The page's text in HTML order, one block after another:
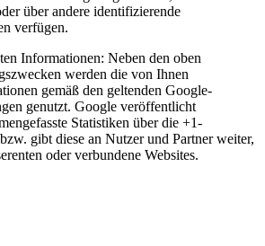
über andere identifizierende
verfügen.
Informationen: Neben den oben
werden die von Ihnen
gemäß den geltenden Google-
genutzt. Google veröffentlicht
Statistiken über die +1-
gibt diese an Nutzer und Partner weiter,
oder verbundene Websites.